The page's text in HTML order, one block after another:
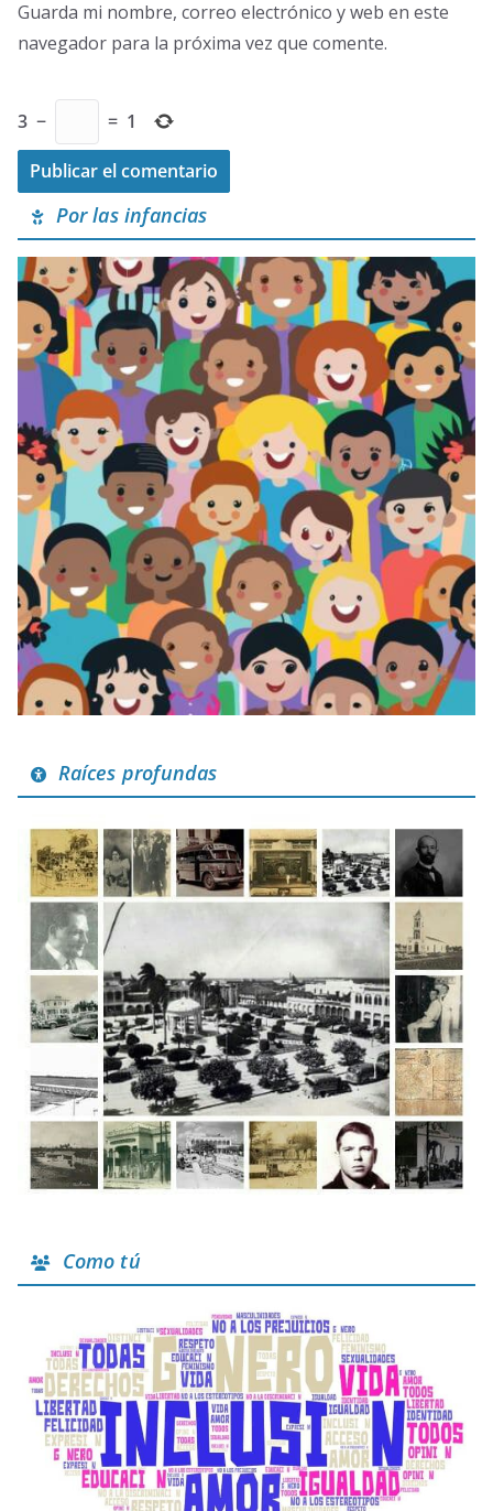
Guarda mi nombre, correo electrónico y web en este
navegador para la próxima vez que comente.
3 − = 1
Por las infancias
Raíces profundas
Como tú